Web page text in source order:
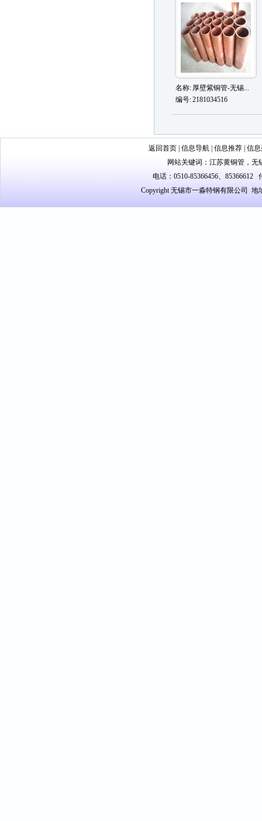
名称: 厚壁紫铜管-无锡...
编号:2181034516
返回首页 信息导航 信息推荐 信
网站关键词： 江苏黄铜管 ， 无
电话：0510-85366456、85366612
Copyright 无锡市一淼特钢有限公司